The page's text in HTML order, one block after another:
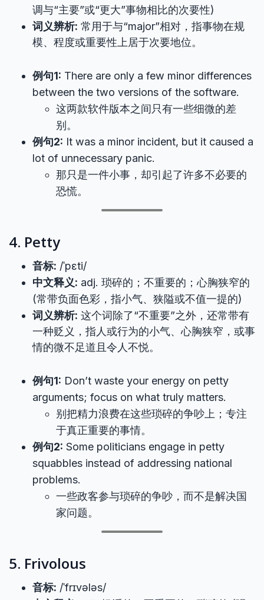
调与“主要”或“更大”事物相比的次要性)
词义辨析: 常用于与“major”相对，指事物在规
模、程度或重要性上居于次要地位。
例句1: There are only a few minor differences
between the two versions of the software.
这两款软件版本之间只有一些细微的差
别。
例句2: It was a minor incident, but it caused a
lot of unnecessary panic.
那只是一件小事，却引起了许多不必要的
恐慌。
4. Petty
音标: /ˈpɛti/
中文释义: adj. 琐碎的；不重要的；心胸狭窄的
(常带负面色彩，指小气、狭隘或不值一提的)
词义辨析: 这个词除了“不重要”之外，还常带有
一种贬义，指人或行为的小气、心胸狭窄，或事
情的微不足道且令人不悦。
例句1: Don’t waste your energy on petty
arguments; focus on what truly matters.
别把精力浪费在这些琐碎的争吵上；专注
于真正重要的事情。
例句2: Some politicians engage in petty
squabbles instead of addressing national
problems.
一些政客参与琐碎的争吵，而不是解决国
家问题。
5. Frivolous
音标: /ˈfrɪvələs/